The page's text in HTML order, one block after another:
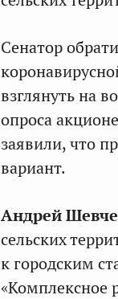
Сенатор
взглянуть на
опроса
заявили, что
вариант.
Андрей
сельских
к городским
«Комплексное